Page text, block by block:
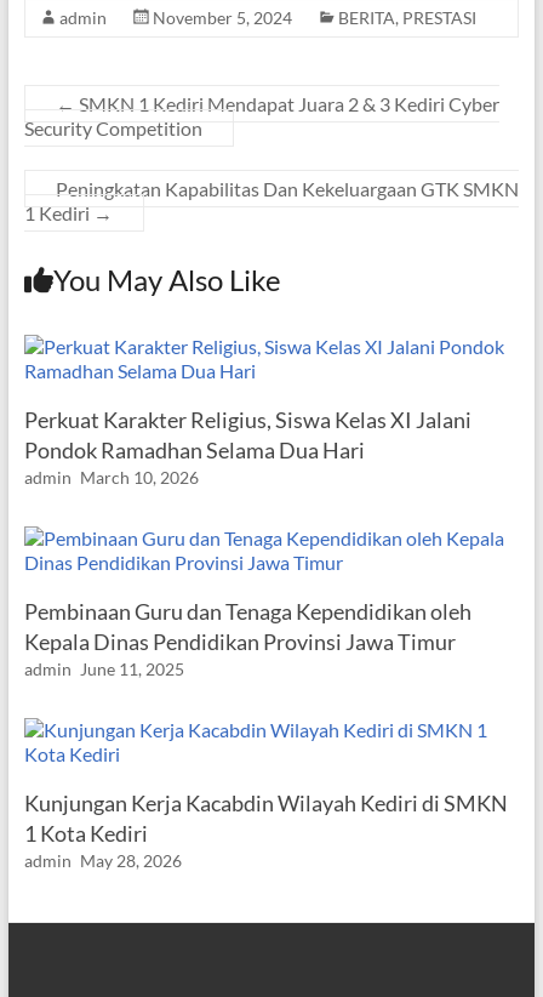
admin November 5, 2024 BERITA, PRESTASI
← SMKN 1 Kediri Mendapat Juara 2 & 3 Kediri Cyber
Security Competition
Peningkatan Kapabilitas Dan Kekeluargaan GTK SMKN
1 Kediri →
You May Also Like
Perkuat Karakter Religius, Siswa Kelas XI Jalani
Pondok Ramadhan Selama Dua Hari
admin March 10, 2026
Pembinaan Guru dan Tenaga Kependidikan oleh
Kepala Dinas Pendidikan Provinsi Jawa Timur
admin June 11, 2025
Kunjungan Kerja Kacabdin Wilayah Kediri di SMKN
1 Kota Kediri
admin May 28, 2026